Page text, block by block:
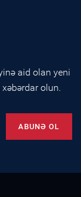
aid olan yeni
xəbərdar olun.